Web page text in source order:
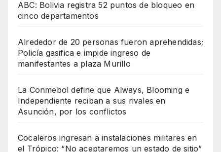
ABC: Bolivia registra 52 puntos de bloqueo en
cinco departamentos
Alrededor de 20 personas fueron aprehendidas;
Policía gasifica e impide ingreso de
manifestantes a plaza Murillo
La Conmebol define que Always, Blooming e
Independiente reciban a sus rivales en
Asunción, por los conflictos
Cocaleros ingresan a instalaciones militares en
el Trópico: “No aceptaremos un estado de sitio”